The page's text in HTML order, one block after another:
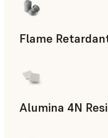
Flame
Alumina 4N